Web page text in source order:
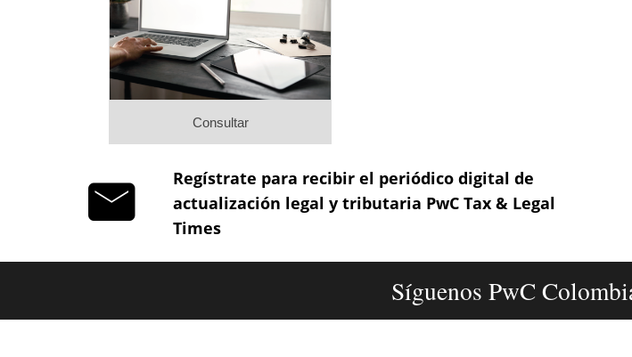
Consultar
Regístrate para recibir el periódico digital de
actualización legal y tributaria PwC Tax & Legal
Times
Síguenos PwC